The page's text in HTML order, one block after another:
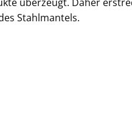
Stahlmantels.